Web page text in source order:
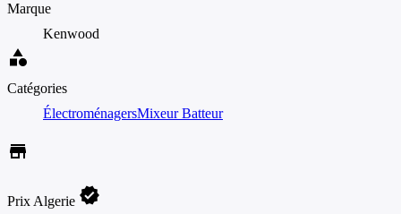
Marque
Kenwood
category
Catégories
ÉlectroménagersMixeur Batteur
store
Prix Algerie verified